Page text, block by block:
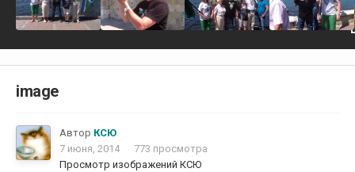
image
Автор КСЮ
7 июня, 2014
773 просмотра
Просмотр изображений КСЮ